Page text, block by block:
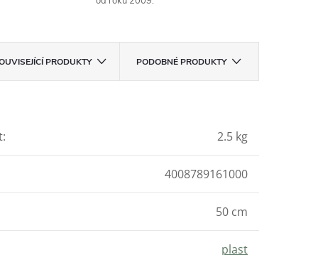
PRODUKTY PODOBNÉ PRODUKTY
: 2.5 kg
4008789161000
50 cm
plast